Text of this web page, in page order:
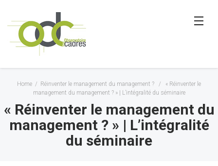
Home / Réinventer le management du management ? /
« Réinventer le
management du management ? » | L’intégralité du séminaire
« Réinventer le management du
management ? » | L’intégralité
du séminaire